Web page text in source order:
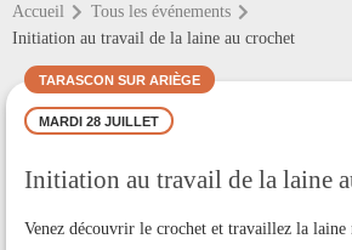
Accueil
Tous les événements
Initiation au travail de la laine au crochet
TARASCON SUR ARIÈGE
MARDI 28 JUILLET
Initiation au travail de la laine
Venez découvrir le crochet et travaillez la laine